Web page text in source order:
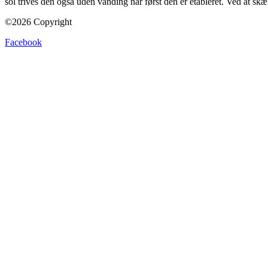
©2026 Copyright
Facebook